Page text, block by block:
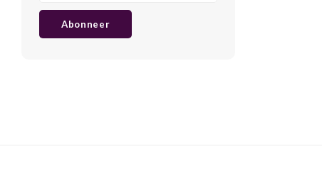
Abonneer